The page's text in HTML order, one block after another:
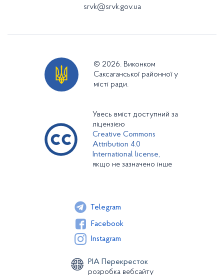
srvk@srvk.gov.ua
© 2026. Виконком
Саксаганської районної у
місті ради.
Увесь вміст доступний за
ліцензією
Creative Commons
Attribution 4.0
International license,
якщо не зазначено інше
Telegram
Facebook
Instagram
РІА Перекресток
розробка вебсайту